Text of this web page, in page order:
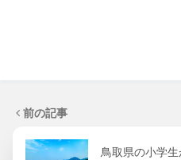
前の記事
鳥取県の小学